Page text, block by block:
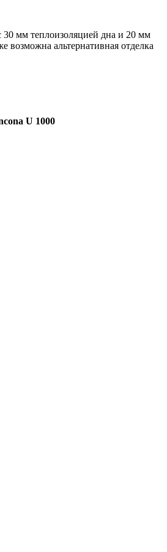
30 мм теплоизоляцией дна и 20 мм
возможна альтернативная отделка
U 1000